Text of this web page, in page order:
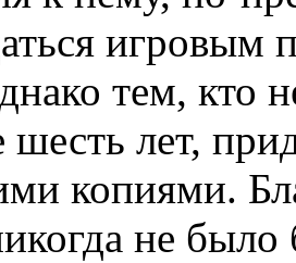
игровым
тем, кто
шесть лет,
копиями.
не